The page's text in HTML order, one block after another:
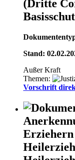
(Dritte
Stand:
Außer Kraft
Themen:
Vorschrift
Erziehern